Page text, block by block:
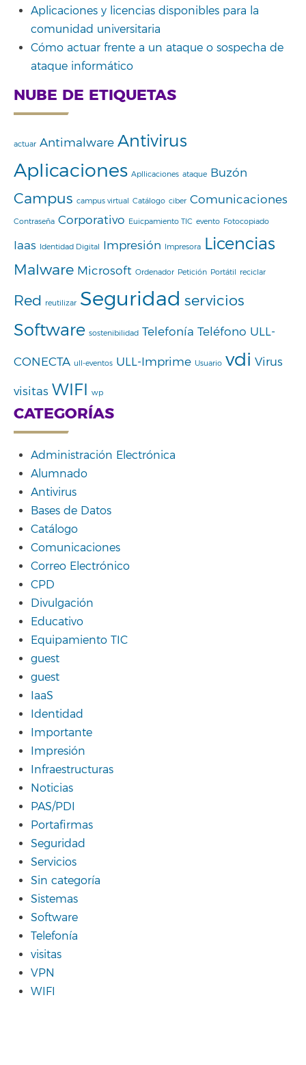
Aplicaciones y licencias disponibles para la
comunidad universitaria
Cómo actuar frente a un ataque o sospecha de
ataque informático
NUBE DE ETIQUETAS
actuar Antimalware Antivirus
Aplicaciones Apllicaciones ataque Buzón
Campus campus virtual Catálogo ciber Comunicaciones
Contraseña Corporativo Euicpamiento TIC evento Fotocopiado
Iaas Identidad Digital Impresión Impresora Licencias
Malware Microsoft Ordenador Petición Portátil reciclar
Red reutilizar Seguridad servicios
Software sostenibilidad Telefonía Teléfono ULL-
CONECTA ull-eventos ULL-Imprime Usuario vdi Virus
visitas WIFI wp
CATEGORÍAS
Administración Electrónica
Alumnado
Antivirus
Bases de Datos
Catálogo
Comunicaciones
Correo Electrónico
CPD
Divulgación
Educativo
Equipamiento TIC
guest
guest
IaaS
Identidad
Importante
Impresión
Infraestructuras
Noticias
PAS/PDI
Portafirmas
Seguridad
Servicios
Sin categoría
Sistemas
Software
Telefonía
visitas
VPN
WIFI